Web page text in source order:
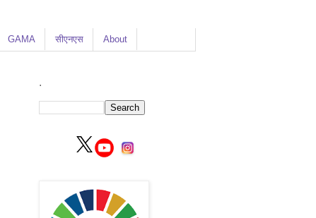
GAMA सीएनएस About
.